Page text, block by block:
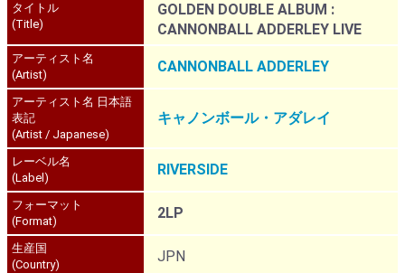
タイトル
(Title)
GOLDEN DOUBLE ALBUM :
CANNONBALL ADDERLEY LIVE
アーティスト名
(Artist)
CANNONBALL ADDERLEY
アーティスト名 日本語
表記
(Artist / Japanese)
キャノンボール・アダレイ
レーベル名
(Label)
RIVERSIDE
フォーマット
(Format)
2LP
生産国
(Country)
JPN